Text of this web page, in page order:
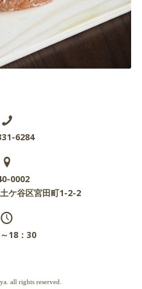
6284
0002
ケ谷区宮田町1-2-2
18：30
all rights reserved.